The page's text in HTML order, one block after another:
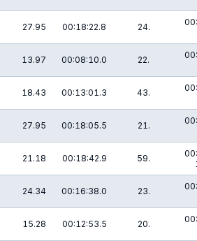
27.95 00:18:22.8 24.
13.97 00:08:10.0 22.
18.43 00:13:01.3 43.
27.95 00:18:05.5 21.
21.18 00:18:42.9 59.
24.34 00:16:38.0 23.
15.28 00:12:53.5 20.